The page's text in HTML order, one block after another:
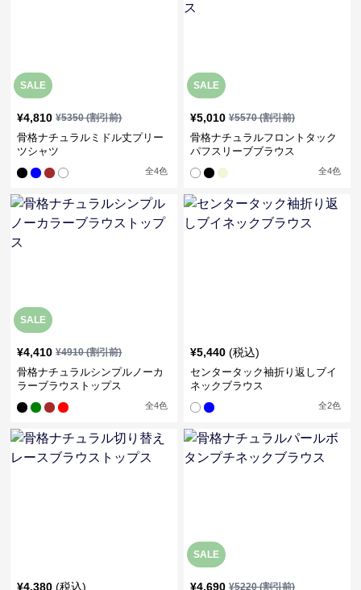
SALE
¥4,810 ¥5350(割引前)
骨格ナチュラルミドル丈プリー
ツシャツ
全4色
SALE
¥5,010 ¥5570(割引前)
骨格ナチュラルフロントタック
パフスリーブブラウス
全4色
SALE
¥4,410 ¥4910(割引前)
骨格ナチュラルシンプルノーカ
ラーブラウストップス
全4色
¥5,440 (税込)
センタータック袖折り返しブイ
ネックブラウス
全2色
¥4,380 (税込)
SALE
¥4,690 ¥5220(割引前)